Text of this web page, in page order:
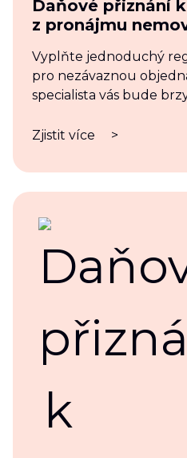
Daňové přiznání
z pronájmu
Vyplňte jednoduchý
pro nezávaznou
specialista vás bude
Zjistit více >